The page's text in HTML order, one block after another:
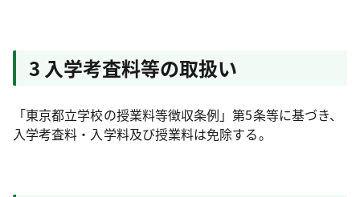
3 入学考査料等の取扱い
「東京都立学校の授業料等徴収条例」第5条等に基づき、
入学考査料・入学料及び授業料は免除する。